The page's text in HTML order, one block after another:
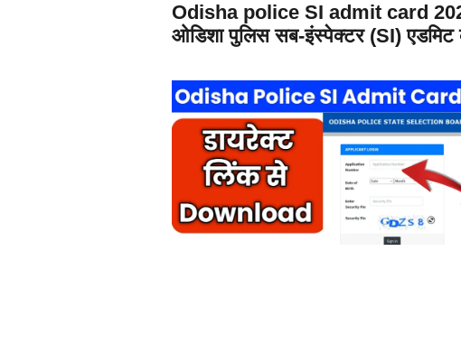
Odisha police SI admit card
ओडिशा पुलिस सब-इंस्पेक्टर (SI) एडमिट